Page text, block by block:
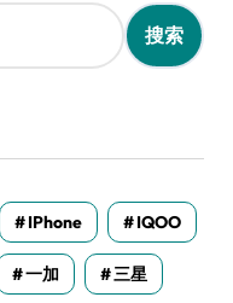
IPhone IQOO
一加 三星